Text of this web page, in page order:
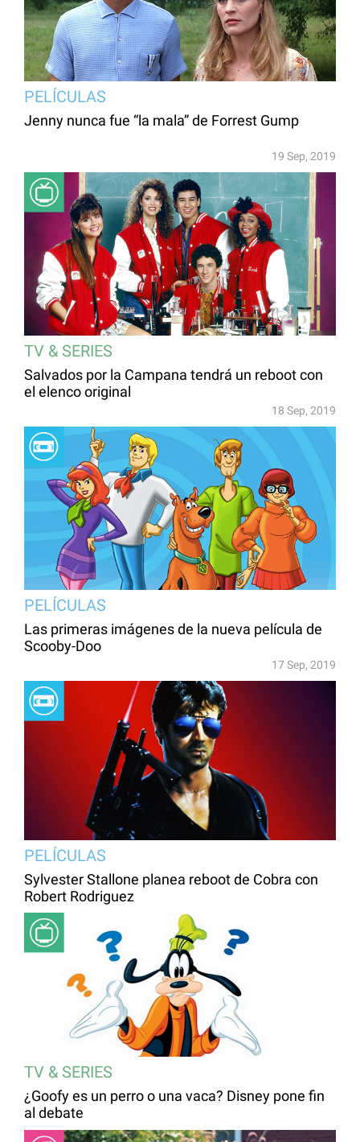
PELÍCULAS
Jenny nunca fue “la mala” de Forrest Gump
19 Sep, 2019
TV & SERIES
Salvados por la Campana tendrá un reboot con
el elenco original
18 Sep, 2019
PELÍCULAS
Las primeras imágenes de la nueva película de
Scooby-Doo
17 Sep, 2019
PELÍCULAS
Sylvester Stallone planea reboot de Cobra con
Robert Rodriguez
TV & SERIES
¿Goofy es un perro o una vaca? Disney pone fin
al debate